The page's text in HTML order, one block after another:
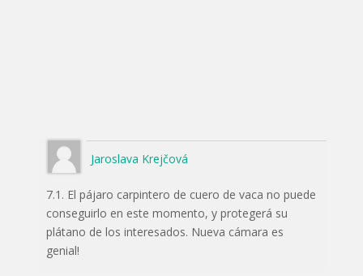
Jaroslava Krejčová
7.1. El pájaro carpintero de cuero de vaca no puede
conseguirlo en este momento, y protegerá su
plátano de los interesados. Nueva cámara es
genial!